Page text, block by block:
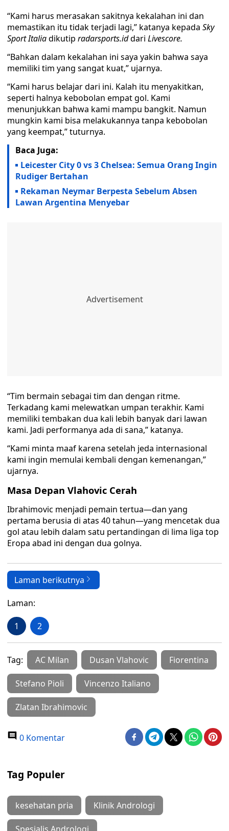
“Kami harus merasakan sakitnya kekalahan ini dan
memastikan itu tidak terjadi lagi,” katanya kepada Sky
Sport Italiadikutip radarsports.iddari Livescore.
“Bahkan dalam kekalahan ini saya yakin bahwa saya
memiliki tim yang sangat kuat,” ujarnya.
“Kami harus belajar dari ini. Kalah itu menyakitkan,
seperti halnya kebobolan empat gol. Kami
menunjukkan bahwa kami mampu bangkit. Namun
mungkin kami bisa melakukannya tanpa kebobolan
yang keempat,” tuturnya.
Baca Juga:
Leicester City 0 vs 3 Chelsea: Semua Orang Ingin
Rudiger Bertahan
Rekaman Neymar Berpesta Sebelum Absen
Lawan Argentina Menyebar
“Tim bermain sebagai tim dan dengan ritme.
Terkadang kami melewatkan umpan terakhir. Kami
memiliki tembakan dua kali lebih banyak dari lawan
kami. Jadi performanya ada di sana,” katanya.
“Kami minta maaf karena setelah jeda internasional
kami ingin memulai kembali dengan kemenangan,”
ujarnya.
Masa Depan Vlahovic Cerah
Ibrahimovic menjadi pemain tertua—dan yang
pertama berusia di atas 40 tahun—yang mencetak dua
gol atau lebih dalam satu pertandingan di lima liga top
Eropa abad ini dengan dua golnya.
Laman berikutnya
Laman:
1 2
Tag: AC Milan Dusan Vlahovic Fiorentina
Stefano Pioli Vincenzo Italiano
Zlatan Ibrahimovic
0 Komentar
Tag Populer
kesehatan pria Klinik Andrologi